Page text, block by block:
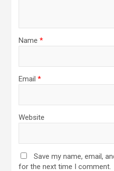
Name *
Email *
Website
Save my name, email,
for the next time I comment.